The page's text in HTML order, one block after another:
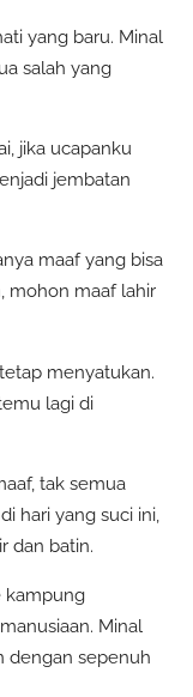
yang baru. Minal
salah yang
jika ucapanku
jembatan
maaf yang bisa
mohon maaf lahir
menyatukan.
lagi di
tak semua
hari yang suci ini,
dan batin.
kampung
Minal
dengan sepenuh